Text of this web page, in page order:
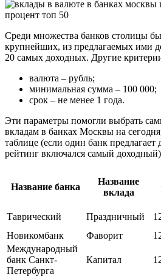
Среди множества банков столицы
крупнейших, из предлагаемых ими
20 самых доходных. Другие
валюта – рубль;
минимальная сумма – 100 000;
срок – не менее 1 года.
Эти параметры помогли выбрать
вкладам в банках Москвы на
таблице (если один банк предлагает
рейтинг включался самый
Название банка
Название
вклада
Таврический Праздничный
Новикомбанк
Фаворит
Международный
банк Санкт-
Петербурга
Капитал